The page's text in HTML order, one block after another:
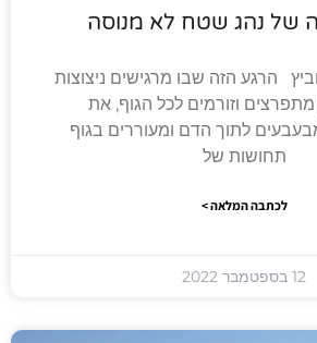
של נהג שטח לא מנוסה
הרגע הזה שבו מרגישים ניצוצות
מתפרצים וזורמים לכל הגוף, את
לתוך הדם ומעוררים בגוף
תחושות של
לכתבה המלאה >
12 בספטמבר 2022